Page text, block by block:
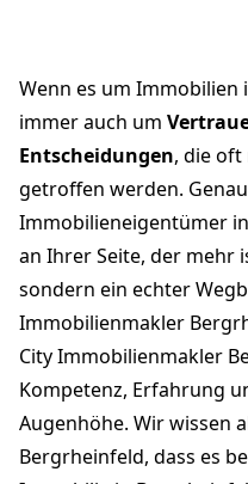
Wenn es um
immer auch um
Entscheidungen, die oft
getroffen werden.
Immobilieneigentümer
an Ihrer Seite, der mehr
sondern ein echter
Immobilienmakler
City Immobilienmakler
Kompetenz, Erfahrung
Augenhöhe. Wir wissen
Bergrheinfeld, dass es